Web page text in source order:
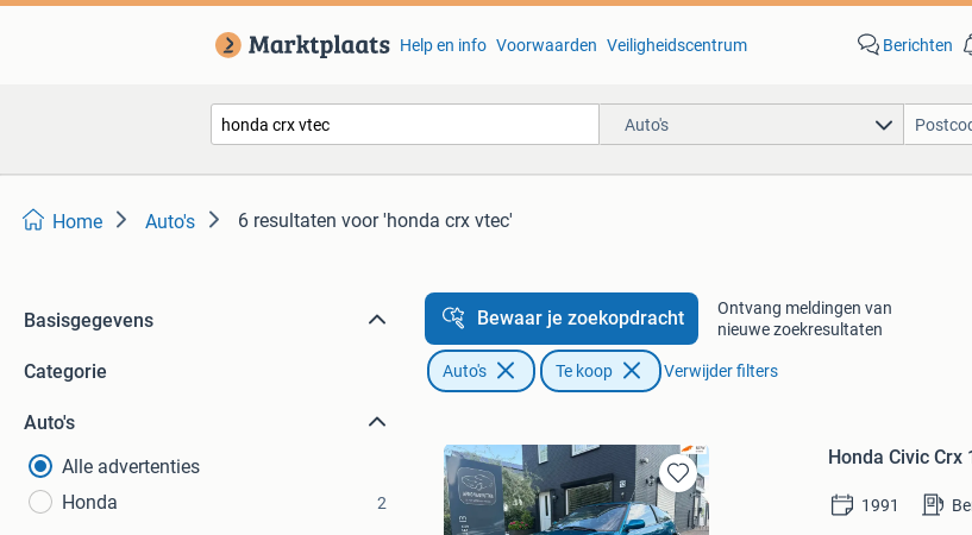
Help en info Voorwaarden Veiligheidscentrum Berichten
Auto's
Home Auto's 6 resultaten voor 'honda crx vtec'
Basisgegevens
Categorie
Auto's
Alle advertenties
Honda
2
Bewaar je zoekopdracht
Ontvang meldingen van
nieuwe zoekresultaten
Auto's Te koop Verwijder filters
Bewaren
in
Honda Civic Crx
1991